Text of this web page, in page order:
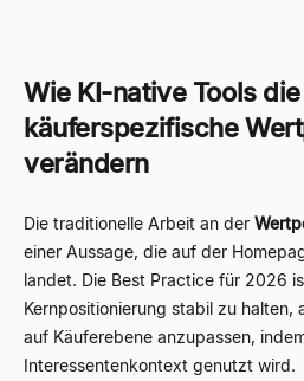
Wie KI-native Tools die
käuferspezifische
verändern
Die traditionelle Arbeit an der
einer Aussage, die auf der
landet. Die Best Practice für 2026
Kernpositionierung stabil zu halten,
auf Käuferebene anzupassen,
Interessentenkontext genutzt wird.